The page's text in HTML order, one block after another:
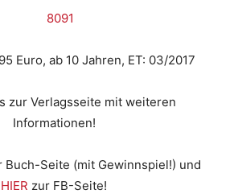
Euro, ab 10 Jahren, ET: 03/2017
zur Verlagsseite mit weiteren
Informationen!
Buch-Seite (mit Gewinnspiel!) und
HIER zur FB-Seite!